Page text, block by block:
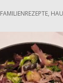
FAMILIENREZEPTE,